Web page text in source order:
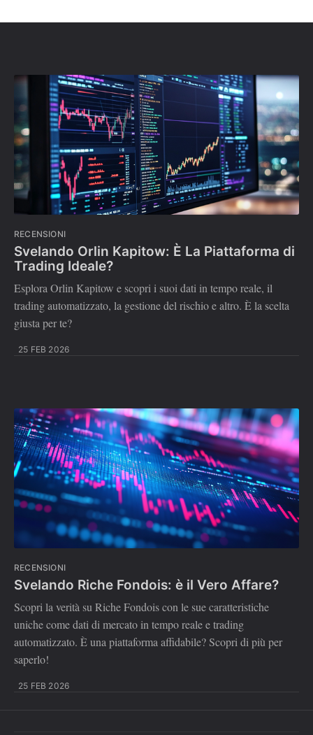
RECENSIONI
Svelando Orlin Kapitow: È La Piattaforma di
Trading Ideale?
Esplora Orlin Kapitow e scopri i suoi dati in tempo reale, il
trading automatizzato, la gestione del rischio e altro. È la scelta
giusta per te?
25 FEB 2026
RECENSIONI
Svelando Riche Fondois: è il Vero Affare?
Scopri la verità su Riche Fondois con le sue caratteristiche
uniche come dati di mercato in tempo reale e trading
automatizzato. È una piattaforma affidabile? Scopri di più per
saperlo!
25 FEB 2026